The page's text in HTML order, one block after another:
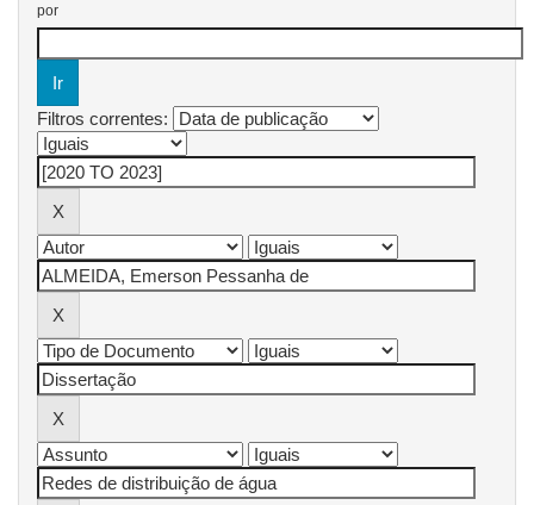
por
Filtros correntes: